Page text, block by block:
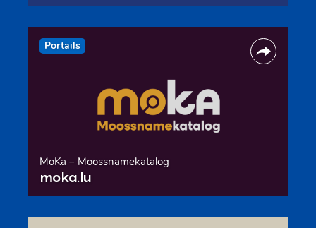
Portails
MoKa – Moossnamekatalog
moka.lu